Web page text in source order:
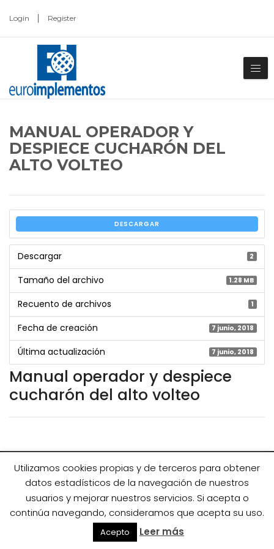
Login Register
MANUAL OPERADOR Y
DESPIECE CUCHARÓN DEL
ALTO VOLTEO
DESCARGAR
Descargar 2
Tamaño del archivo 1.28 MB
Recuento de archivos 1
Fecha de creación 7 junio, 2018
Última actualización 7 junio, 2018
Manual operador y despiece
cucharón del alto volteo
IMPORTADOR MTS
IMPORTADOR SIMEX
Utilizamos cookies propias y de terceros para obtener
datos estadísticos de la navegación de nuestros
usuarios y mejorar nuestros servicios. Si acepta o
continúa navegando, consideramos que acepta su uso.
Acepto Leer más